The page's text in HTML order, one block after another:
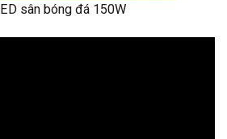
sân bóng đá 150W